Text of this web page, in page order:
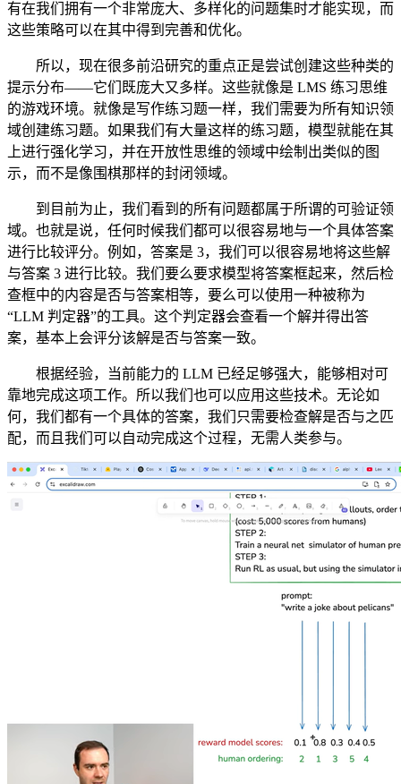
有在我们拥有一个非常庞大、多样化的问题集时才能实现，而
这些策略可以在其中得到完善和优化。
所以，现在很多前沿研究的重点正是尝试创建这些种类的
提示分布——它们既庞大又多样。这些就像是 LMS 练习思维
的游戏环境。就像是写作练习题一样，我们需要为所有知识领
域创建练习题。如果我们有大量这样的练习题，模型就能在其
上进行强化学习，并在开放性思维的领域中绘制出类似的图
示，而不是像围棋那样的封闭领域。
到目前为止，我们看到的所有问题都属于所谓的可验证领
域。也就是说，任何时候我们都可以很容易地与一个具体答案
进行比较评分。例如，答案是 3，我们可以很容易地将这些解
与答案 3 进行比较。我们要么要求模型将答案框起来，然后检
查框中的内容是否与答案相等，要么可以使用一种被称为
“LLM 判定器”的工具。这个判定器会查看一个解并得出答
案，基本上会评分该解是否与答案一致。
根据经验，当前能力的 LLM 已经足够强大，能够相对可
靠地完成这项工作。所以我们也可以应用这些技术。无论如
何，我们都有一个具体的答案，我们只需要检查解是否与之匹
配，而且我们可以自动完成这个过程，无需人类参与。